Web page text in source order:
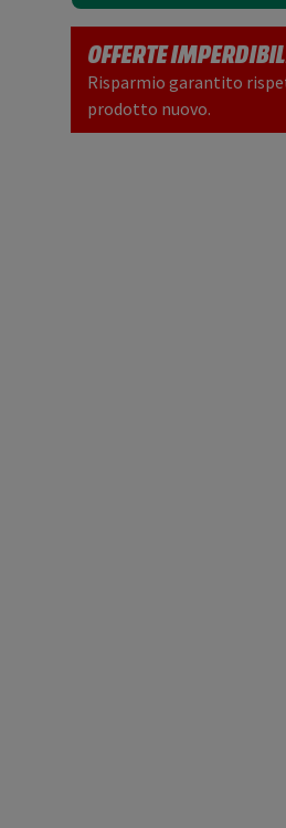
OFFERTE
Risparmio garantito
prodotto nuovo.